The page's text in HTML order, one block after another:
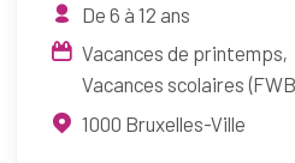
De 6 à 12 ans
Vacances de printemps
Vacances scolaires
1000 Bruxelles-Ville